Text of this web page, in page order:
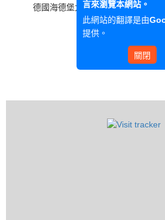
德國海德堡大學德國語文學系博士
言來瀏覽本網站。
此網站的翻譯是由
提供。
關閉